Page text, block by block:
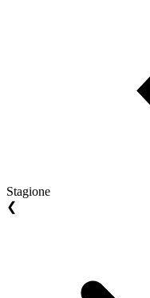
Stagione
❮